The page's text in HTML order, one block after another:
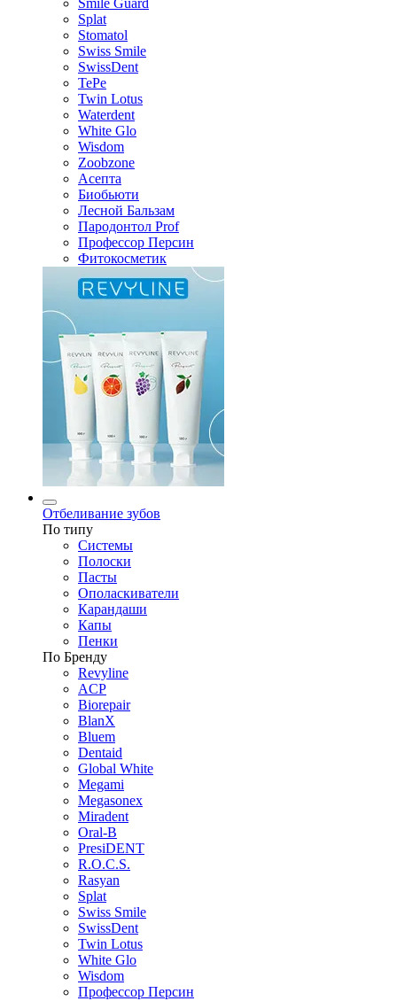
Smile Guard
Splat
Stomatol
Swiss Smile
SwissDent
TePe
Twin Lotus
Waterdent
White Glo
Wisdom
Zoobzone
Асепта
Биобьюти
Лесной Бальзам
Пародонтол Prof
Профессор Персин
Фитокосметик
Отбеливание зубов
По типу
Системы
Полоски
Пасты
Ополаскиватели
Карандаши
Капы
Пенки
По Бренду
Revyline
ACP
Biorepair
BlanX
Bluem
Dentaid
Global White
Megami
Megasonex
Miradent
Oral-B
PresiDENT
R.O.C.S.
Rasyan
Splat
Swiss Smile
SwissDent
Twin Lotus
White Glo
Wisdom
Профессор Персин